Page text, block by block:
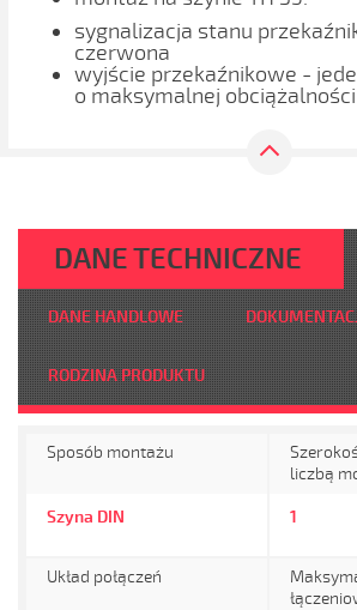
sygnalizacja stanu
czerwona
wyjście przekaźnikowe -
o maksymalnej obciążalności
DANE TECHNICZNE
DANE HANDLOWE
RODZINA PRODUKTU
Sposób montażu
Szyna DIN
liczbą
1
Układ połączeń